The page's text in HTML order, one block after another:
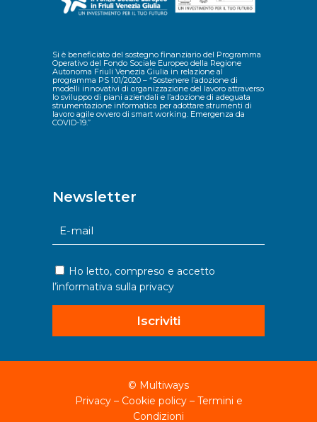
Si è beneficiato del sostegno finanziario del Programma
Operativo del Fondo Sociale Europeo della Regione
Autonoma Friuli Venezia Giulia in relazione al
programma PS 101/2020 – “Sostenere l’adozione di
modelli innovativi di organizzazione del lavoro attraverso
lo sviluppo di piani aziendali e l’adozione di adeguata
strumentazione informatica per adottare strumenti di
lavoro agile ovvero di smart working. Emergenza da
COVID-19.”
Newsletter
Ho letto, compreso e accetto
l’informativa sulla privacy
Iscriviti
© Multiways
Privacy– Cookie policy– Termini e
Condizioni